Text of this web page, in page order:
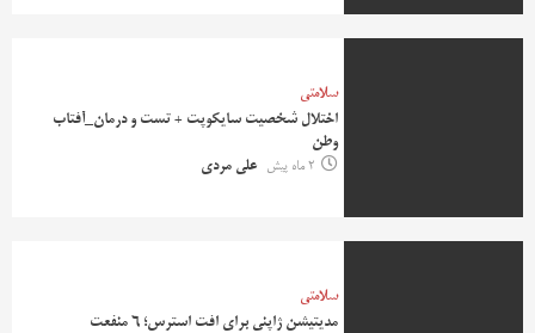
سلامتی
اختلال شخصیت سایکوپت + تست و درمان_آفتاب
وطن
2 ماه پیش
علی مردی
سلامتی
مدیتیشن ژاپنی برای افت استرس؛ ۶ منفعت